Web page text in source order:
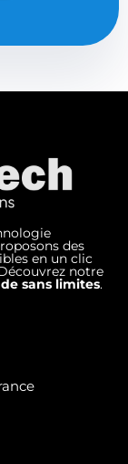
des
en un clic
notre
sans limites.